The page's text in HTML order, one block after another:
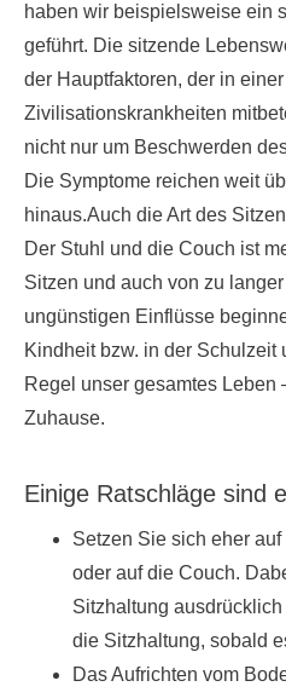
haben wir beispielsweise ein
geführt. Die sitzende
der Hauptfaktoren, der in
Zivilisationskrankheiten
nicht nur um Beschwerden
Die Symptome reichen weit
hinaus.Auch die Art des
Der Stuhl und die Couch ist
Sitzen und auch von zu
ungünstigen Einflüsse
Kindheit bzw. in der Schulzeit
Regel unser gesamtes Leben
Zuhause.
Einige Ratschläge sind
Setzen Sie sich eher
oder auf die Couch.
Sitzhaltung
die Sitzhaltung, sobald
Das Aufrichten vom